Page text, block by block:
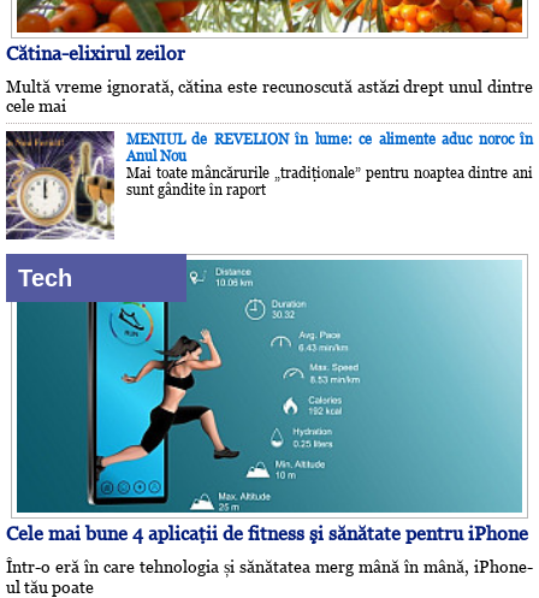
Cătina-elixirul zeilor
Multă vreme ignorată, cătina este recunoscută astăzi drept unul dintre
cele mai
MENIUL de REVELION în lume: ce alimente aduc noroc în
Anul Nou
Mai toate mâncărurile „tradiţionale” pentru noaptea dintre ani
sunt gândite în raport
Tech
Cele mai bune 4 aplicaţii de fitness şi sănătate pentru iPhone
Într-o eră în care tehnologia și sănătatea merg mână în mână, iPhone-
ul tău poate